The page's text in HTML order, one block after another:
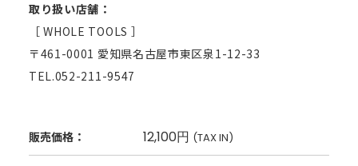
取り扱い店舗：
［ WHOLE TOOLS ］
〒461-0001 愛知県名古屋市東区泉1-12-33
TEL.052-211-9547
販売価格： 12,100円 (TAX IN)